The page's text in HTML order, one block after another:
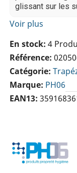
glissant sur les
Voir plus
En stock 4
Référence
Catégorie
Marque PH06
EAN13